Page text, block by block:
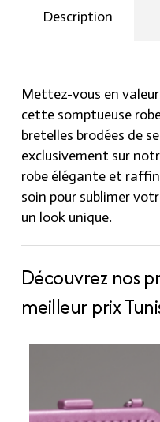
brodées
Description
Mettez-vous en
cette somptueuse
bretelles brodées de
exclusivement sur
robe élégante et
soin pour sublimer
un look unique.
Découvrez nos
meilleur prix